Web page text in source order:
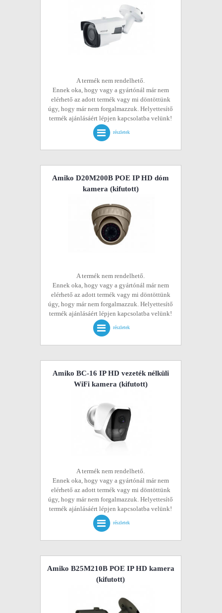
A termék nem rendelhető.
Ennek oka, hogy vagy a gyártónál már nem
elérhető az adott termék vagy mi döntöttünk
úgy, hogy már nem forgalmazzuk. Helyettesítő
termék ajánlásáért lépjen kapcsolatba velünk!
részletek
Amiko D20M200B POE IP HD dóm
kamera (kifutott)
A termék nem rendelhető.
Ennek oka, hogy vagy a gyártónál már nem
elérhető az adott termék vagy mi döntöttünk
úgy, hogy már nem forgalmazzuk. Helyettesítő
termék ajánlásáért lépjen kapcsolatba velünk!
részletek
Amiko BC-16 IP HD vezeték nélküli
WiFi kamera (kifutott)
A termék nem rendelhető.
Ennek oka, hogy vagy a gyártónál már nem
elérhető az adott termék vagy mi döntöttünk
úgy, hogy már nem forgalmazzuk. Helyettesítő
termék ajánlásáért lépjen kapcsolatba velünk!
részletek
Amiko B25M210B POE IP HD kamera
(kifutott)